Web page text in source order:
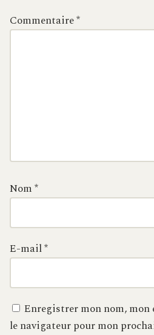
Commentaire*
Nom*
E-mail*
Enregistrer mon nom,
le navigateur pour mon